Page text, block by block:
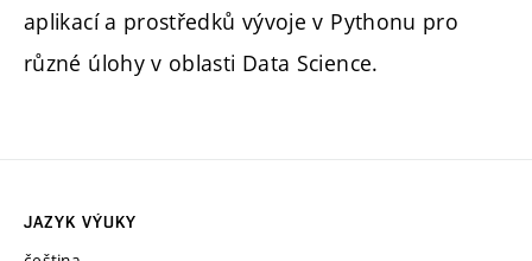
aplikací a prostředků vývoje v Pythonu pro
různé úlohy v oblasti Data Science.
JAZYK VÝUKY